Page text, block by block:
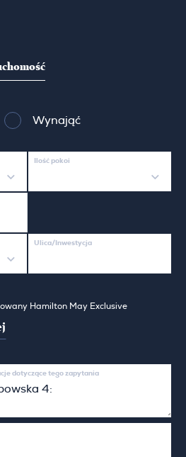
Wynająć
Ilość pokoi
Ulica/Inwestycja
Hamilton May Exclusive
dotyczące tego zapytania